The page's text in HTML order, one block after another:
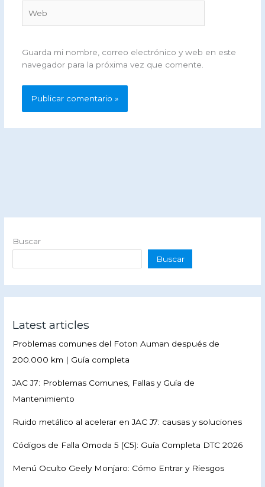
Guarda mi nombre, correo electrónico y web en este
navegador para la próxima vez que comente.
Buscar
Buscar
Latest articles
Problemas comunes del Foton Auman después de
200.000 km | Guía completa
JAC J7: Problemas Comunes, Fallas y Guía de
Mantenimiento
Ruido metálico al acelerar en JAC J7: causas y soluciones
Códigos de Falla Omoda 5 (C5): Guía Completa DTC 2026
Menú Oculto Geely Monjaro: Cómo Entrar y Riesgos